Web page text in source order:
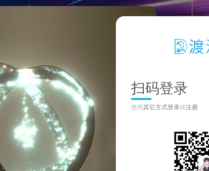
舞蹈用户组等级图标素材
此内容为免费图片，请登录后查看
扫码登录
使用其它方式登录或注册